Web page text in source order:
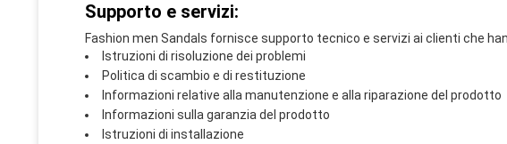
Supporto e servizi:
Fashion men Sandals fornisce supporto tecnico e servizi ai clienti che
Istruzioni di risoluzione dei problemi
Politica di scambio e di restituzione
Informazioni relative alla manutenzione e alla riparazione del prodotto
Informazioni sulla garanzia del prodotto
Istruzioni di installazione